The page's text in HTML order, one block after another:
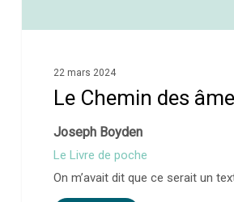
22 mars 2024
Le Chemin des
Joseph Boyden
Le Livre de poche
On m’avait dit que ce serait un